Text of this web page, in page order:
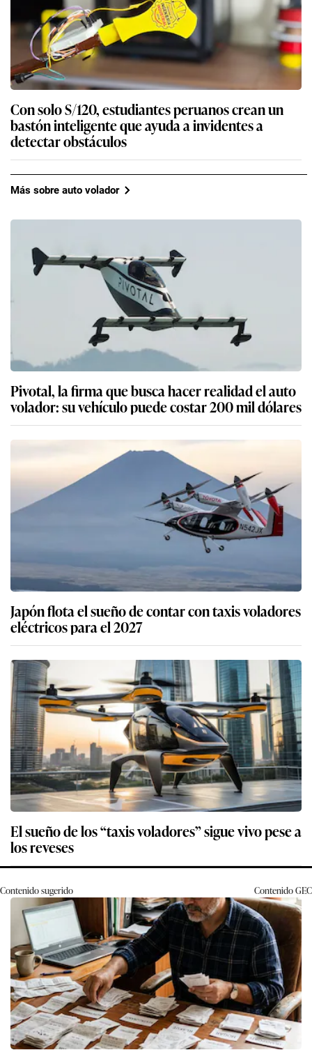
Con solo S/120, estudiantes peruanos crean un
bastón inteligente que ayuda a invidentes a
detectar obstáculos
Más sobre auto volador
Pivotal, la firma que busca hacer realidad el auto
volador: su vehículo puede costar 200 mil dólares
Japón flota el sueño de contar con taxis voladores
eléctricos para el 2027
El sueño de los “taxis voladores” sigue vivo pese a
los reveses
Contenido sugerido ContenidoGEC